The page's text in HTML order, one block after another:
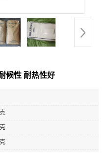
候性 耐热性好